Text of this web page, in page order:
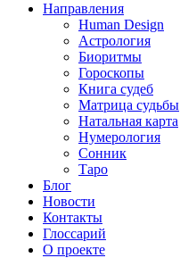
Направления
Human Design
Астрология
Биоритмы
Гороскопы
Книга судеб
Матрица судьбы
Натальная карта
Нумерология
Сонник
Таро
Блог
Новости
Контакты
Глоссарий
О проекте